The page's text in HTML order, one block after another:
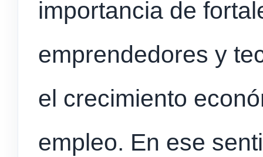
importancia de
emprendedores y
el crecimiento
empleo. En ese